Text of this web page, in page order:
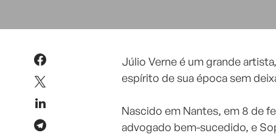
Júlio Verne é um grande
espírito de sua época sem
Nascido em Nantes, em 8 de
advogado bem-sucedido, e